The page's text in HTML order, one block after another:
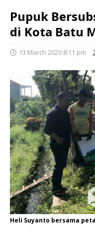
Pupuk
di Kota Batu
13 March 2020 8:11 pm
Heli Suyanto bersama